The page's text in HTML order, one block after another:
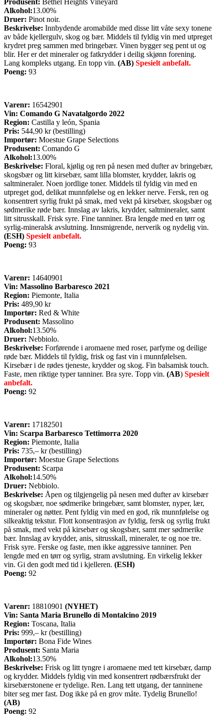
Alkohol:13.00%
Druer: Pinot noir.
Beskrivelse: Innbydende aromabilde med disse litt våte sexy tonene
av både kjellergulv, skog og bær. Middels til fyldig vin med utpreget
krydret preg sammen med bringebær. Vinen bygger seg pent ut og
blir. Her er det mineraler og fatkrydder i deilig skjønn forening.
Lang kompleks utgang. En topp vin. (AB) Spesielt anbefalt.
Poeng: 93
Varenr: 16542901
Vin: Comando G Navatalgordo 2022
Region: Castilla y león, Spania
Pris: 544,90 kr (bestilling)
Importør: Moestue Grape Selections
Produsent: Comando G
Alkohol:13.00%
Beskrivelse: Floral, kjølig og ren på nesen med dufter av bringebær,
skogsbær og litt kirsebær, samt lilla blomster, krydder, lakris og
saltmineraler. Noen jordlige toner. Middels til fyldig vin med en
utpreget god, delikat munnfølelse og en lekker nerve. Fersk, ren og
konsentrert syrlig frukt på smak, med vekt på kirsebær, skogsbær og
sødmerike røde bær. Innslag av lakris, krydder, saltmineraler, samt
litt sitrusskall. Frisk syre. Fine tanniner. Bra lengde med en tørr og
syrlig-mineralsk avslutning. Innsmigrende, nerverik og nydelig vin.
(ESH) Spesielt anbefalt.
Poeng: 93
Varenr: 14640901
Vin: Massolino Barbaresco 2021
Region: Piemonte, Italia
Pris: 489,90 kr
Importør: Red & White
Produsent: Massolino
Alkohol:13.50%
Druer: Nebbiolo.
Beskrivelse: Forførende i aromaene med roser, parfyme og deilige
røde bær. Middels til fyldig, frisk og fast vin i munnfølelsen.
Kirsebær i de rødes tjeneste, krydder og skog. Fin balsamisk touch.
Faste, men riktige typer tanniner. Bra syre. Topp vin. (AB) Spesielt
anbefalt.
Poeng: 92
Varenr: 17182501
Vin: Scarpa Barbaresco Tettimorra 2020
Region: Piemonte, Italia
Pris: 735,– kr (bestilling)
Importør: Moestue Grape Selections
Produsent: Scarpa
Alkohol:14.50%
Druer: Nebbiolo.
Beskrivelse: Åpen og tilgjengelig på nesen med dufter av kirsebær
og skogsbær, noe sødmerike bringebær, samt blomster, nyper, lær,
mineraler og nøtter. Pent fyldig vin med en god, rik munnfølelse og
silkeaktig tekstur. Flott konsentrasjon av fyldig, fersk og syrlig frukt
på smak, med vekt på kirsebær og skogsbær, samt mer sødmerike
bær. Innslag av krydder, anis, sitrusskall, mineraler, te og noe tre.
Frisk syre. Ferske og faste, men ikke aggressive tanniner. Pen
lengde med en tørr og syrlig, stram avslutning. En virkelig lekker
vin. Gi den godt med tid i kjelleren. (ESH)
Poeng: 92
Varenr: 18810901 (NYHET)
Vin: Santa Maria Brunello di Montalcino 2019
Region: Toscana, Italia
Pris: 999,– kr (bestilling)
Importør: Bona Fide Wines
Produsent: Santa Maria
Alkohol:13.50%
Beskrivelse: Frisk og litt tyngre i aromaene med tett kirsebær, damp
og krydder. Middels fyldig vin med konsentrert rødbærsfrukt der
kirsebærstonene er tydelige. Ren. Lang tett utgang, der tanninene
biter seg mer fast. Dog ikke på en grov måte. Tydelig Brunello!
(AB)
Poeng: 92